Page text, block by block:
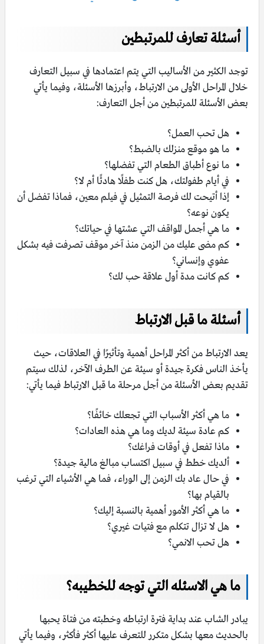
أسئلة تعارف للمرتبطين
توجد الكثير من الأساليب التي يتم اعتمادها في سبيل التعارف
خلال المراحل الأولى من الارتباط، وأبرزها الأسئلة، وفيما يأتي
بعض الأسئلة للمرتبطين من أجل التعارف:
هل تحب العمل؟
ما هو موقع منزلك بالضبط؟
ما نوع أطباق الطعام التي تفضلها؟
في أيام طفولتك، هل كنت طفلًا هادئًا أم لا؟
إذا أتيحت لك فرصة التمثيل في فيلم معين، فماذا تفضل أن
يكون نوعه؟
ما هي أجمل المواقف التي عشتها في حياتك؟
كم مضى عليك من الزمن منذ آخر موقف تصرفت فيه بشكل
عفوي وإنساني؟
كم كانت مدة أول علاقة حب لك؟
أسئلة ما قبل الارتباط
يعد الارتباط من أكثر المراحل أهمية وتأثيرًا في العلاقات، حيث
يأخذ الناس فكرة جيدة أو سيئة عن الطرف الآخر، لذلك سيتم
تقديم بعض الأسئلة من أجل مرحلة ما قبل الارتباط فيما يأتي:
ما هي أكثر الأسباب التي تجعلك خائفًا؟
كم عادة سيئة لديك وما هي هذه العادات؟
ماذا تفعل في أوقات فراغك؟
ألديك خطط في سبيل اكتساب مبالغ مالية جيدة؟
في حال عاد بك الزمن إلى الوراء، فما هي الأشياء التي ترغب
بالقيام بها؟
ما هي أكثر الأمور أهمية بالنسبة إليك؟
هل لا تزال تتكلم مع فتيات غيري؟
هل تحب الانمي؟
ما هي الاسئله التي توجه للخطيبه؟
يبادر الشاب عند بداية فترة ارتباطه وخطبته من فتاة يحبها
بالحديث معها بشكل متكرر للتعرف عليها أكثر فأكثر، وفيما يأتي